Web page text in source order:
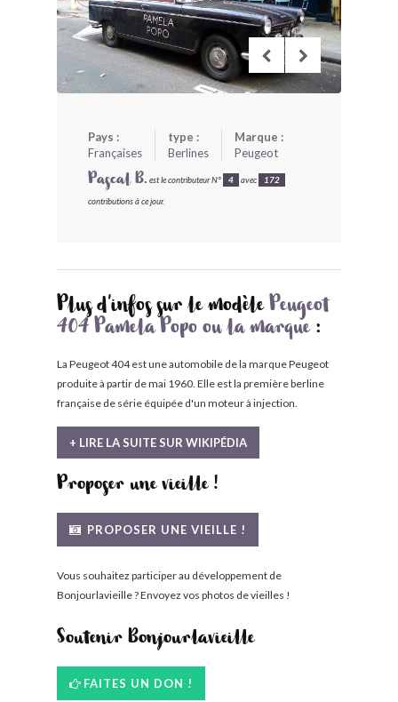
Pays :
Françaises
type :
Berlines
Marque :
Peugeot
Pascal B. est le contributeur N° 4 avec 172
contributions à ce jour.
Plus d'infos sur le modèle Peugeot
404 Pamela Popo ou la marque:
La Peugeot 404 est une automobile de la marque Peugeot
produite à partir de mai 1960. Elle est la première berline
française de série équipée d'un moteur à injection.
+ LIRE LA SUITE SUR WIKIPÉDIA
Proposer une vieille !
PROPOSER UNE VIEILLE !
Vous souhaitez participer au développement de
Bonjourlavieille ? Envoyez vos photos de vieilles !
Soutenir Bonjourlavieille
FAITES UN DON !